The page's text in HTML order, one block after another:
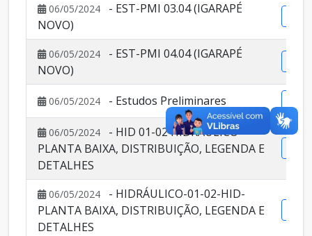
06/05/2024
- EST-PMI 03.04 (IGARAPÉ
NOVO)
06/05/2024
- EST-PMI 04.04 (IGARAPÉ
NOVO)
06/05/2024 - Estudos Preliminares
06/05/2024
- HID 01-02 HIDRÁULICO-
PLANTA BAIXA, DISTRIBUIÇÃO, LEGENDA E
DETALHES
06/05/2024
- HIDRÁULICO-01-02-HID-
PLANTA BAIXA, DISTRIBUIÇÃO, LEGENDA E
DETALHES